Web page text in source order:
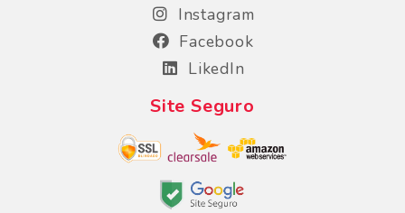
Instagram
Facebook
LikedIn
Site Seguro